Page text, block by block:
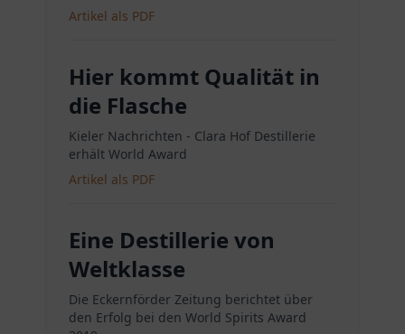
Artikel als PDF
Hier kommt Qualität in
die Flasche
Kieler Nachrichten - Clara Hof Destillerie
erhält World Award
Artikel als PDF
Eine Destillerie von
Weltklasse
Die Eckernförder Zeitung berichtet über
den Erfolg bei den World Spirits Award